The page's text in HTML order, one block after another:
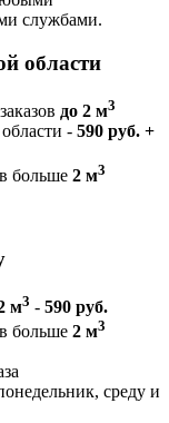
службами.
области
до 2 м3
- 590 руб. +
больше 2 м3
м3 - 590 руб.
больше 2 м3
среду и